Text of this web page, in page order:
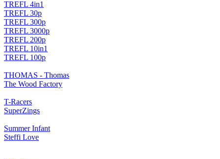
TREFL 4in1
TREFL 30p
TREFL 300p
TREFL 3000p
TREFL 200p
TREFL 10in1
TREFL 100p
THOMAS - Thomas
The Wood Factory
T-Racers
SuperZings
Summer Infant
Steffi Love